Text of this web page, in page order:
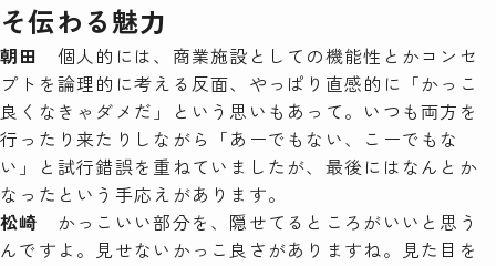
そ伝わる魅力
朝田
個人的には、商業施設としての機能性とかコンセ
プトを論理的に考える反面、やっぱり直感的に「かっこ
良くなきゃダメだ」という思いもあって。いつも両方を
行ったり来たりしながら「あーでもない、こーでもな
い」と試行錯誤を重ねていましたが、最後にはなんとか
なったという手応えがあります。
松崎 かっこいい部分を、隠せてるところがいいと思う
んですよ。見せないかっこ良さがありますね。見た目を